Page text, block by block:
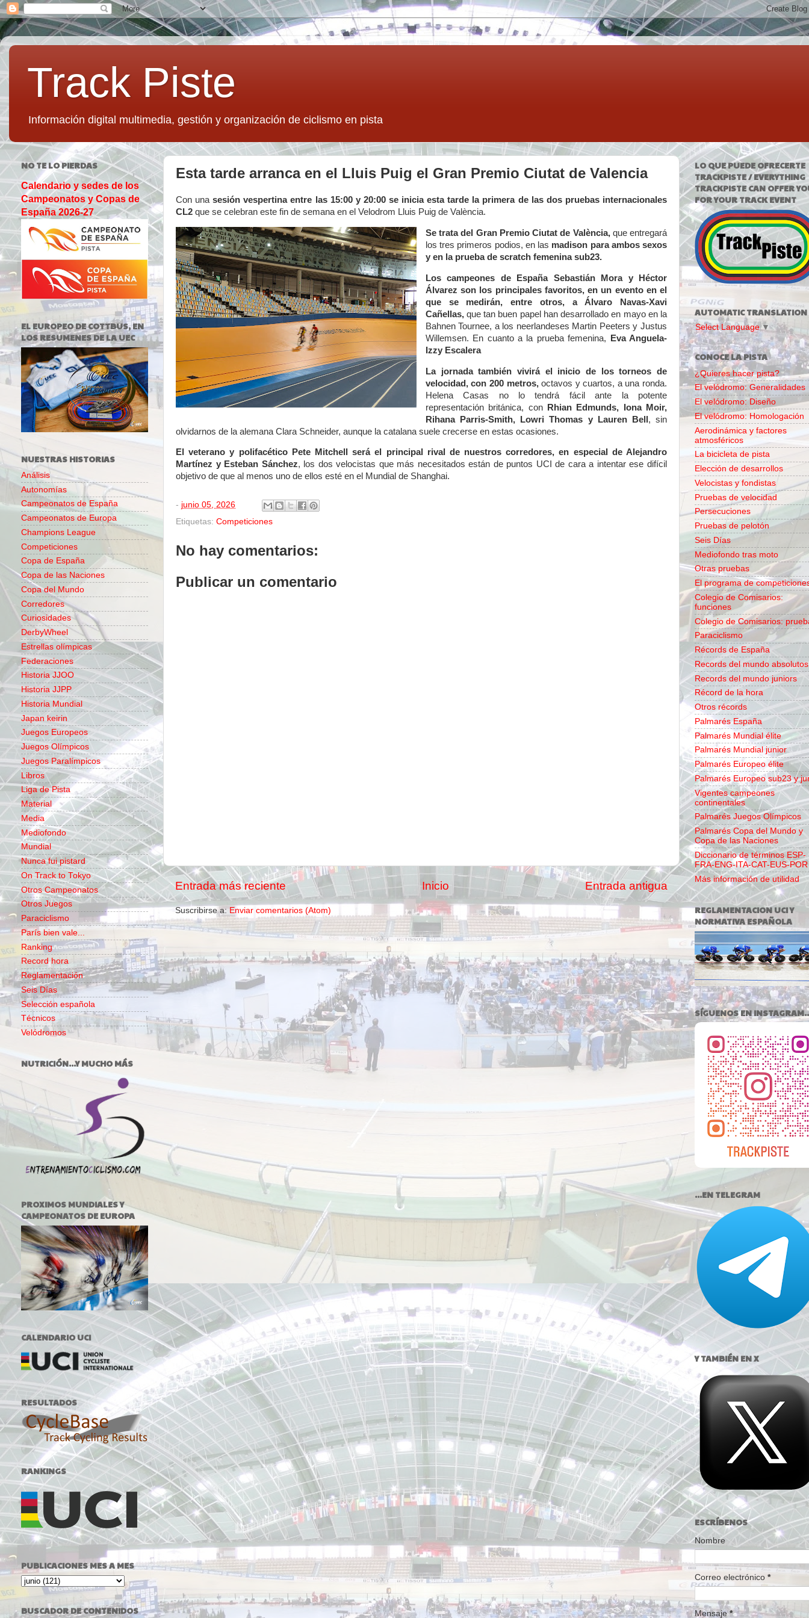
Track Piste
Información digital multimedia, gestión y organización de ciclismo en pista
Esta tarde arranca en el Lluis Puig el Gran Premio Ciutat de Valencia
Con unasesión vespertina entre las 15:00 y 20:00 se inicia esta tarde la primera de las dos pruebas internacionales
CL2 que se celebran este fin de semana en el Velodrom Lluis Puig de València.
Se trata del Gran Premio Ciutat de València, que entregará
los tres primeros podios, en las madison para ambos sexos
y en la prueba de scratch femenina sub23.
Los campeones de España Sebastián Mora y Héctor
Álvarez son los principales favoritos, en un evento en el
que se medirán, entre otros, a Álvaro Navas-Xavi
Cañellas,que tan buen papel han desarrollado en mayo en la
Bahnen Tournee, a los neerlandeses Martin Peeters y Justus
Willemsen. En cuanto a la prueba femenina,
Eva Anguela-
Izzy Escalera
La jornada también vivirá el inicio de los torneos de
velocidad, con 200 metros,octavos y cuartos, a una ronda.
Helena Casas no lo tendrá fácil ante la potente
representación británica, con Rhian Edmunds, Iona Moir,
Rihana Parris-Smith, Lowri Thomas y Lauren Bell, sin
olvidarnos de la alemana Clara Schneider, aunque la catalana suele crecerse en estas ocasiones.
El veterano y polifacético Pete Mitchell será el principal rival de nuestros corredores, en especial de Alejandro
Martínez y Esteban Sánchez, los dos velocistas que más necesitados están de puntos UCI de cara a intentar ese difícil
objetivo de que al menos uno de ellos esté en el Mundial de Shanghai.
- junio 05, 2026
Etiquetas: Competiciones
No hay comentarios:
Publicar un comentario
Entrada más reciente Entrada antigua
Inicio
Suscribirse a:Enviar comentarios (Atom)
NO TE LO PIERDAS
Calendario y sedes de los
Campeonatos y Copas de
España 2026-27
EL EUROPEO DE COTTBUS, EN
LOS RESUMENES DE LA UEC
NUESTRAS HISTORIAS
Análisis
Autonomías
Campeonatos de España
Campeonatos de Europa
Champions League
Competiciones
Copa de España
Copa de las Naciones
Copa del Mundo
Corredores
Curiosidades
DerbyWheel
Estrellas olímpicas
Federaciones
Historia JJOO
Historia JJPP
Historia Mundial
Japan keirin
Juegos Europeos
Juegos Olímpicos
Juegos Paralímpicos
Libros
Liga de Pista
Material
Media
Mediofondo
Mundial
Nunca fui pistard
On Track to Tokyo
Otros Campeonatos
Otros Juegos
Paraciclismo
París bien vale...
Ranking
Record hora
Reglamentación
Seis Días
Selección española
Técnicos
Velódromos
NUTRICIÓN...Y MUCHO MÁS
PROXIMOS MUNDIALES Y
CAMPEONATOS DE EUROPA
CALENDARIO UCI
RESULTADOS
RANKINGS
PUBLICACIONES MES A MES
BUSCADOR DE CONTENIDOS
LO QUE PUEDE OFRECERTE
TRACKPISTE / EVERYTHING
TRACKPISTE CAN OFFER
FOR YOUR TRACK EVENT
AUTOMATIC TRANSLATION
Select Language ▼
CONOCE LA PISTA
¿Quieres hacer pista?
El velódromo: Generalidades
El velódromo: Diseño
El velódromo: Homologación
Aerodinámica y factores
atmosféricos
La bicicleta de pista
Elección de desarrollos
Velocistas y fondistas
Pruebas de velocidad
Persecuciones
Pruebas de pelotón
Seis Días
Mediofondo tras moto
Otras pruebas
El programa de
Colegio de Comisarios:
funciones
Colegio de Comisarios:
Paraciclismo
Récords de España
Records del mundo absolutos
Records del mundo juniors
Récord de la hora
Otros récords
Palmarés España
Palmarés Mundial élite
Palmarés Mundial junior
Palmarés Europeo élite
Palmarés Europeo sub23 y
Vigentes campeones
continentales
Palmarés Juegos Olímpicos
Palmarés Copa del Mundo y
Copa de las Naciones
Diccionario de términos ESP-
FRA-ENG-ITA-CAT-EUS-POR
Más información de utilidad
REGLAMENTACION UCI Y
NORMATIVA ESPAÑOLA
SÍGUENOS EN
...EN TELEGRAM
Y TAMBIÉN EN X
ESCRÍBENOS
Nombre
Correo electrónico *
Mensaje*